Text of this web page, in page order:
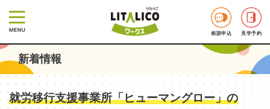
相談申込 見学予約
新着情報
就労移行支援事業所「ヒューマングロー」の